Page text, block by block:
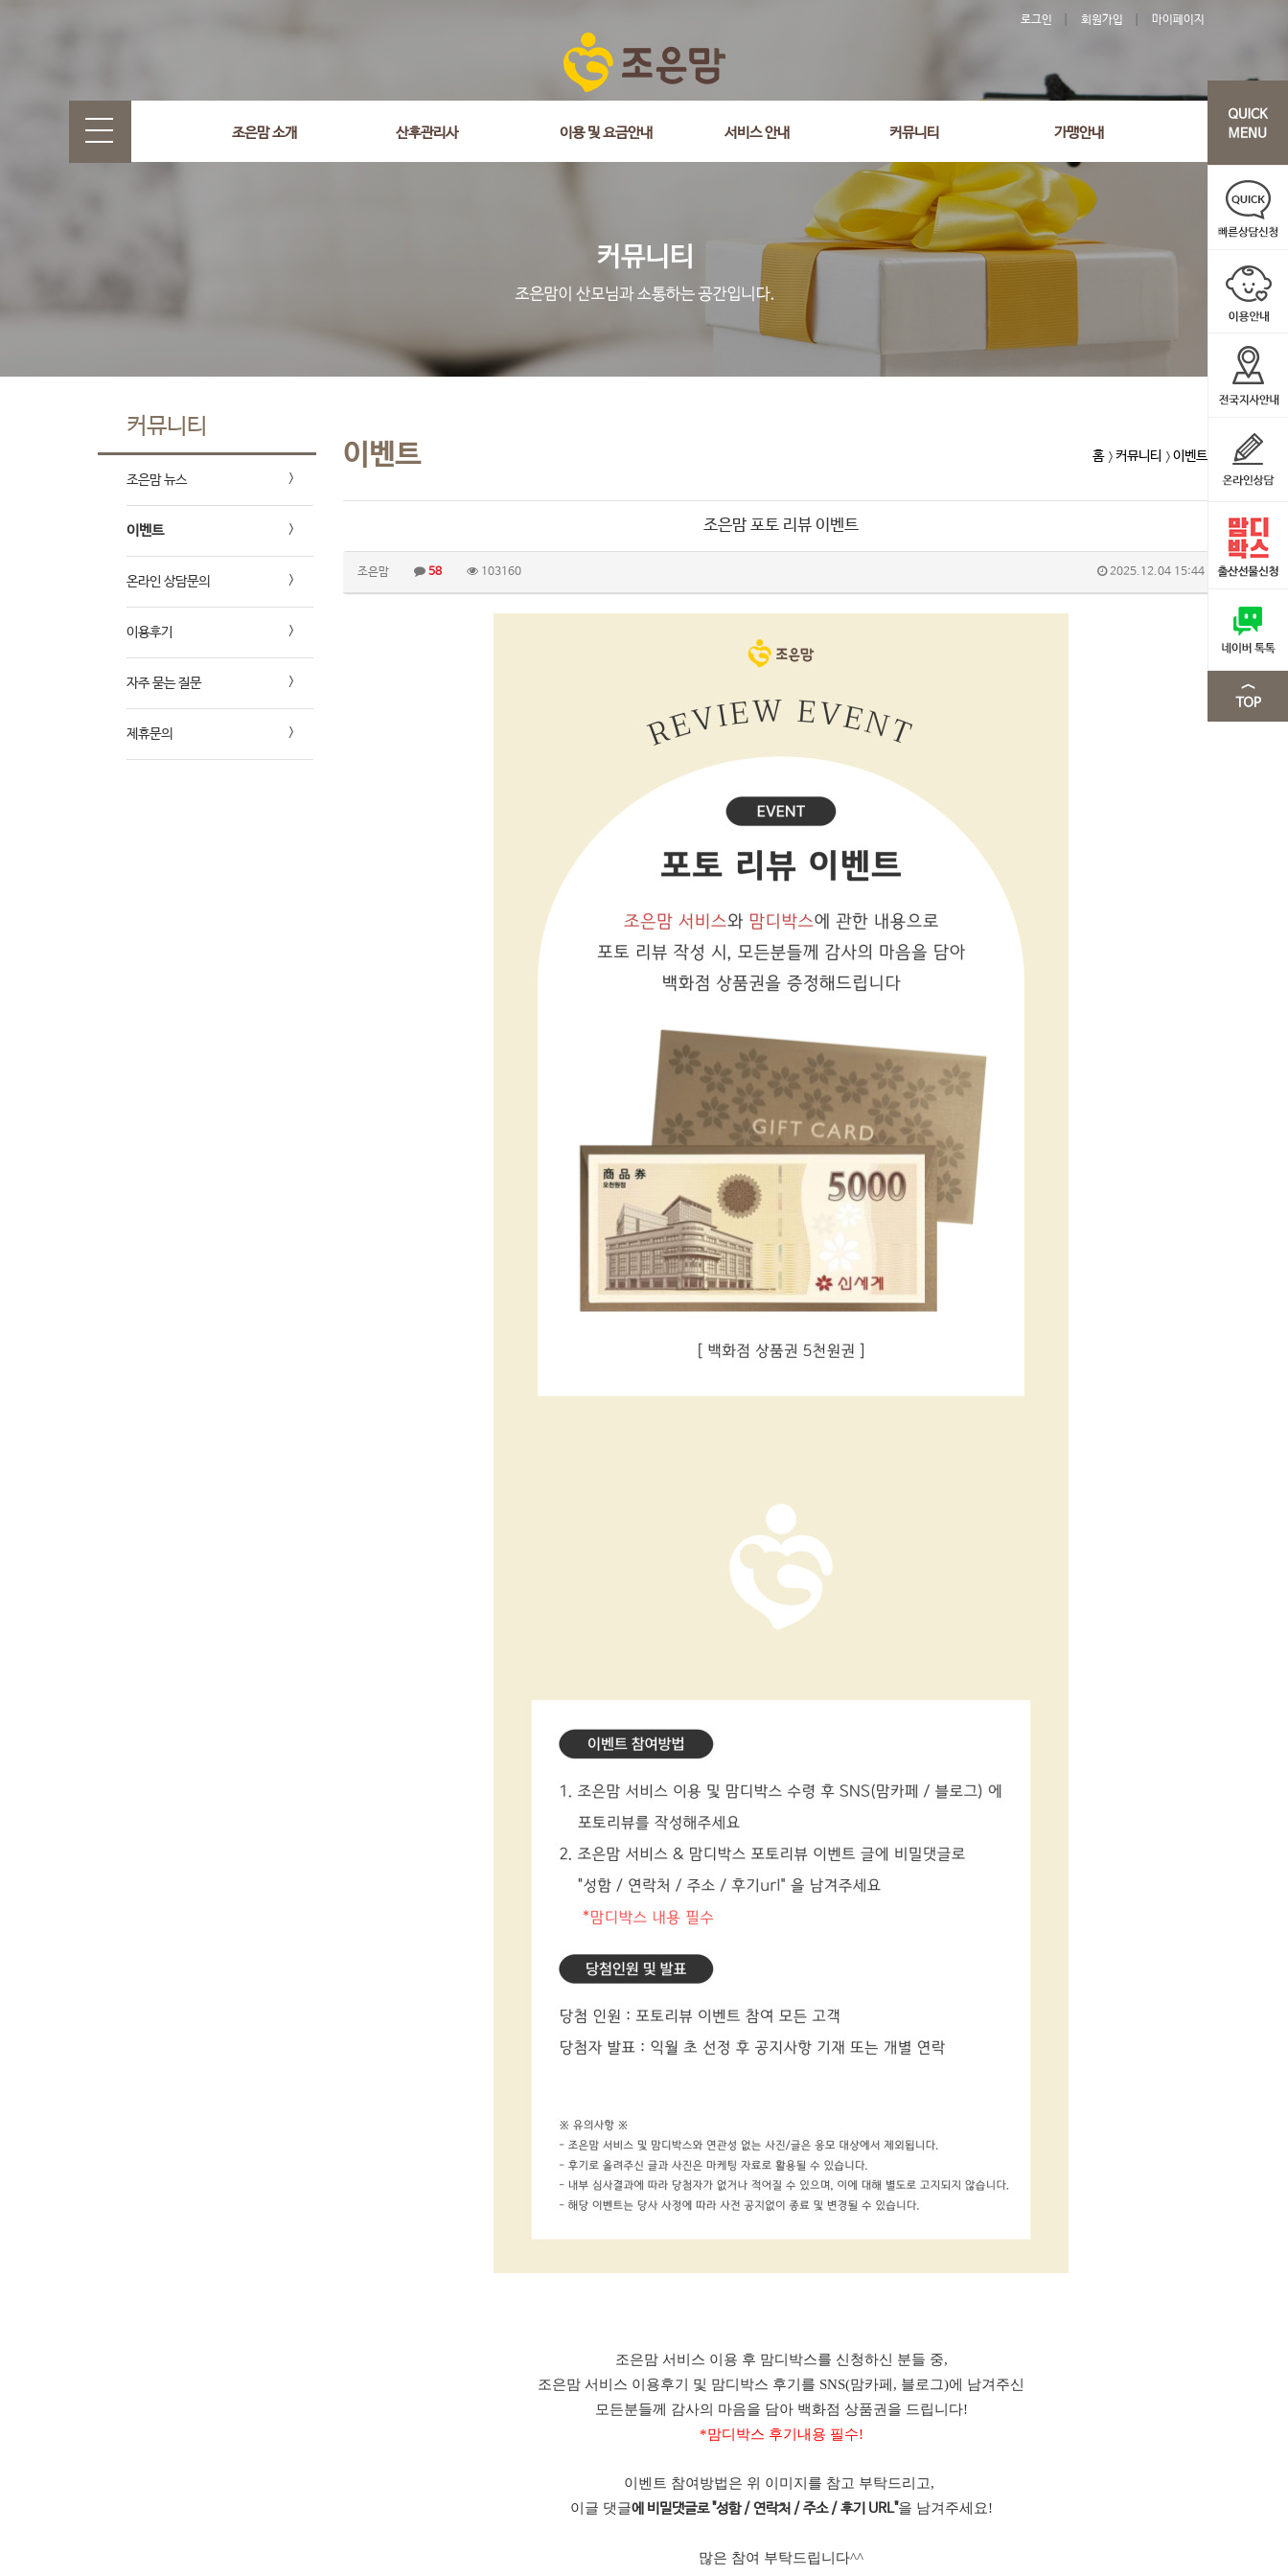
로그인 회원가입 마이페이지
조은맘 소개 산후관리사 이용 및 요금안내 서비스 안내 커뮤니티 가맹안내
커뮤니티
조은맘 뉴스
이벤트
온라인 상담문의
이용후기
자주 묻는 질문
제휴문의
이벤트 홈 커뮤니티 이벤트
조은맘 포토 리뷰 이벤트
조은맘 58 103160 2025.12.04 15:44
조은맘 서비스 이용 후 맘디박스를 신청하신 분들 중,
조은맘 서비스 이용후기 및 맘디박스 후기를 SNS(맘카페, 블로그)에 남겨주신
모든분들께 감사의 마음을 담아 백화점 상품권을 드립니다!
*맘디박스 후기내용 필수!
이벤트 참여방법은 위 이미지를 참고 부탁드리고,
이글 댓글에 비밀댓글로 "성함 / 연락처 / 주소 / 후기 URL"을 남겨주세요!
많은 참여 부탁드립니다^^